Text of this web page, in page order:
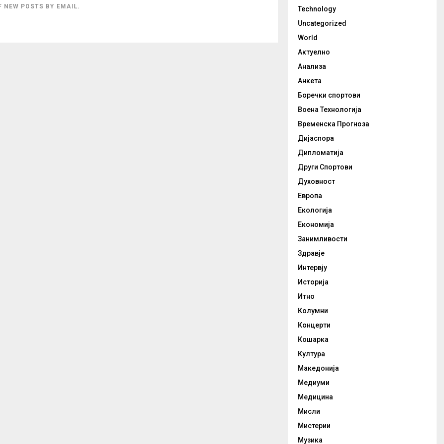
NEW POSTS BY EMAIL.
Technology
Uncategorized
World
Актуелно
Анализа
Анкета
Боречки спортови
Воена Технологија
Временска Прогноза
Дијаспора
Дипломатија
Други Спортови
Духовност
Европа
Екологија
Економија
Занимливости
Здравје
Интервју
Историја
Итно
Колумни
Концерти
Кошарка
Култура
Македонија
Медиуми
Медицина
Мисли
Мистерии
Музика